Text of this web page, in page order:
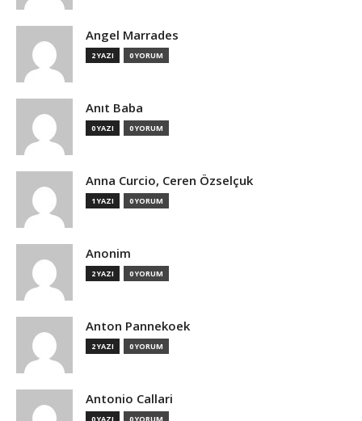
Angel Marrades
2 YAZI 0 YORUM
Anıt Baba
0 YAZI 0 YORUM
Anna Curcio, Ceren Özselçuk
1 YAZI 0 YORUM
Anonim
2 YAZI 0 YORUM
Anton Pannekoek
2 YAZI 0 YORUM
Antonio Callari